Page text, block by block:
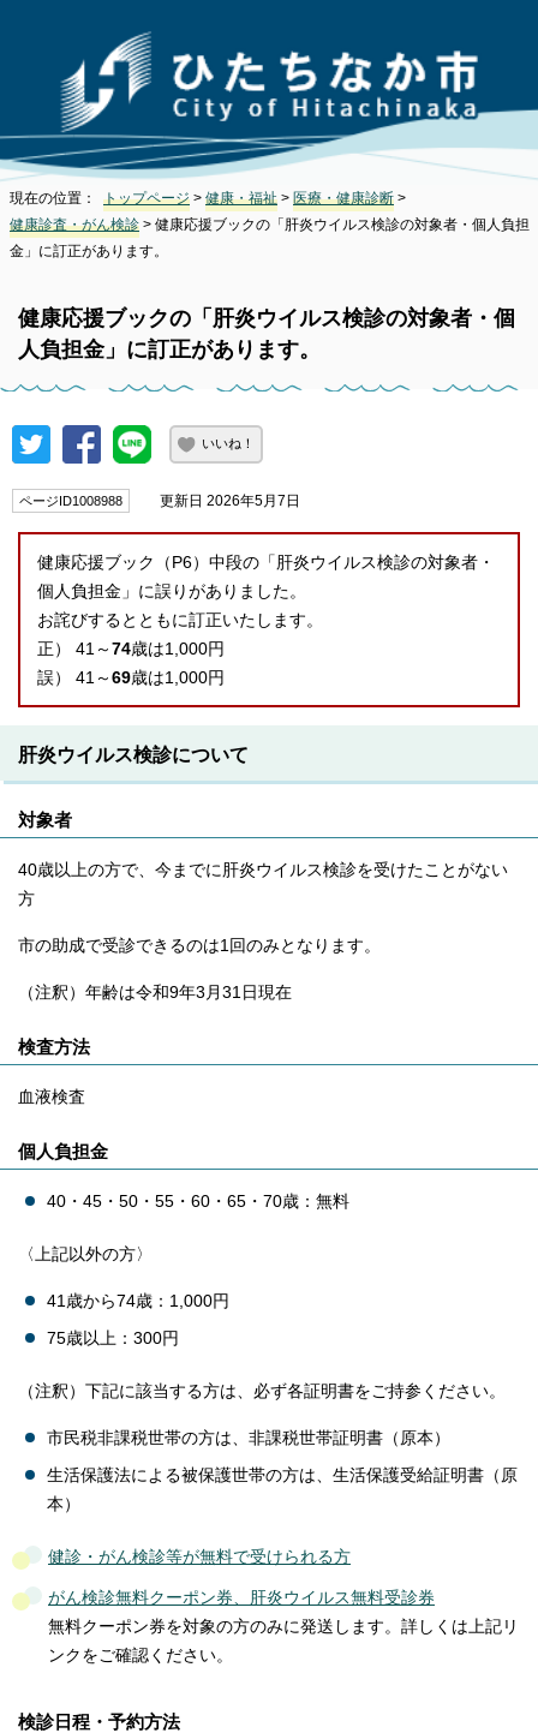
現在の位置： トップページ > 健康・福祉 > 医療・健康診断 >
健康診査・がん検診 > 健康応援ブックの「肝炎ウイルス検診の対象者・個人負担
金」に訂正があります。
健康応援ブックの「肝炎ウイルス検診の対象者・個
人負担金」に訂正があります。
いいね！
ページID1008988 更新日 2026年5月7日
健康応援ブック（P6）中段の「肝炎ウイルス検診の対象者・
個人負担金」に誤りがありました。
お詫びするとともに訂正いたします。
正） 41～ 74歳は1,000円
誤） 41～ 69歳は1,000円
肝炎ウイルス検診について
対象者
40歳以上の方で、今までに肝炎ウイルス検診を受けたことがない
方
市の助成で受診できるのは1回のみとなります。
（注釈）年齢は令和9年3月31日現在
検査方法
血液検査
個人負担金
40・45・50・55・60・65・70歳：無料
〈上記以外の方〉
41歳から74歳：1,000円
75歳以上：300円
（注釈）下記に該当する方は、必ず各証明書をご持参ください。
市民税非課税世帯の方は、非課税世帯証明書（原本）
生活保護法による被保護世帯の方は、生活保護受給証明書（原
本）
健診・がん検診等が無料で受けられる方
がん検診無料クーポン券、肝炎ウイルス無料受診券
無料クーポン券を対象の方のみに発送します。詳しくは上記リ
ンクをご確認ください。
検診日程・予約方法